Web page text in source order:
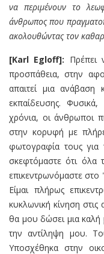
να περιμένουν το
άνθρωπος που
ακολουθώντας τον
[Karl Egloff]: Πρέπει
προσπάθεια, στην
απαιτεί μια ανάβαση
εκπαίδευσης.
χρόνια, οι άνθρωποι
στην κορυφή με
φωτογραφία τους
σκεφτόμαστε ότι όλα
επικεντρωνόμαστε
Είμαι πλήρως
κυκλωνική κίνηση
θα μου δώσει μια
την αντίληψη μου.
Υποσχέθηκα στην